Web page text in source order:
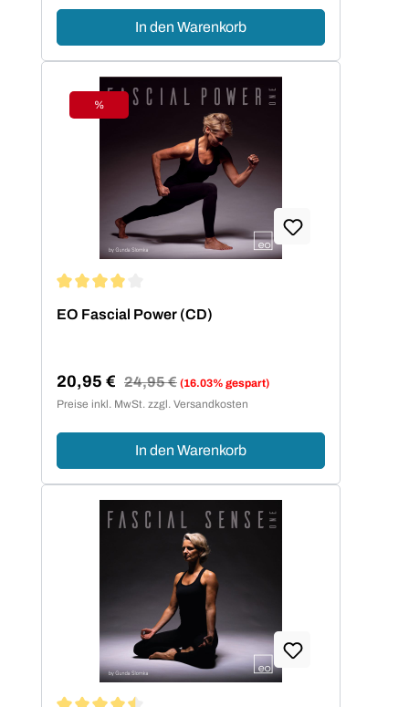
In den Warenkorb
Rabatt
%
EO Fascial Power (CD)
Verkaufspreis:
20,95 € Regulärer Preis:
24,95 € (16.03% gespart)
Preise inkl. MwSt. zzgl. Versandkosten
In den Warenkorb